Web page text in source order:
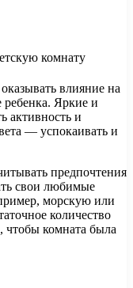
влияние на
ребенка. Яркие и
активность и
— успокаивать и
предпочтения
свои любимые
морскую или
количество
чтобы комната была